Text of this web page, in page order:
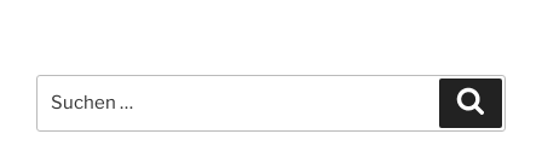
nach: